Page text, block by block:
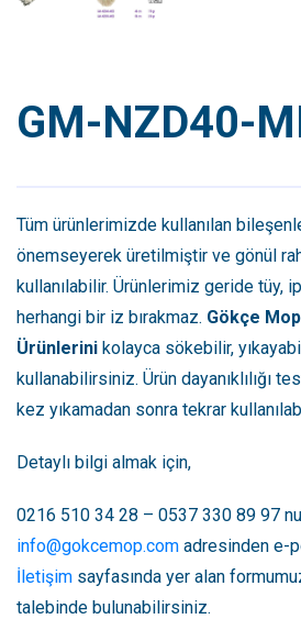
GM-NZD40-
Tüm ürünlerimizde kullanılan
önemseyerek üretilmiştir ve gönül
kullanılabilir. Ürünlerimiz geride tüy,
herhangi bir iz bırakmaz. Gökçe
Ürünlerini kolayca sökebilir,
kullanabilirsiniz. Ürün dayanıklılığı
kez yıkamadan sonra tekrar
Detaylı bilgi almak için,
0216 510 34 28 – 0537 330 89 97
info@gokcemop.com adresinden e-
İletişim sayfasında yer alan
talebinde bulunabilirsiniz.